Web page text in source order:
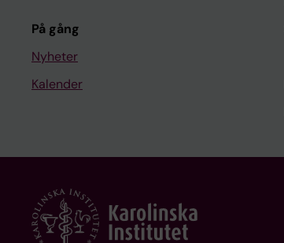
På gång
Nyheter
Kalender